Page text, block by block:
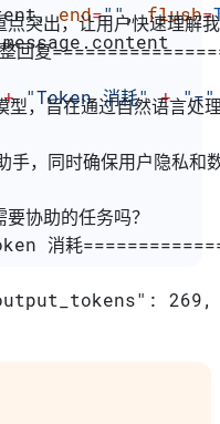
end="", flush=
"Token 消耗" + "="
突出，让用户快速理解
回复
，旨在通过自然语言处
，同时确保用户隐私和
协助的任务吗？
消耗